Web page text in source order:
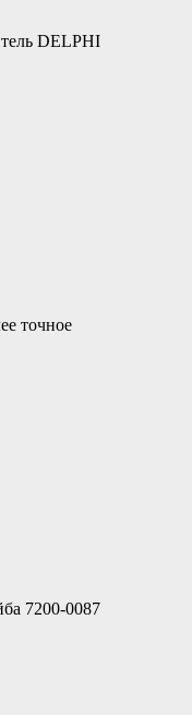
DELPHI
точное
7200-0087